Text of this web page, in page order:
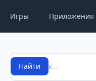
Игры Приложения
Поиск
Найти